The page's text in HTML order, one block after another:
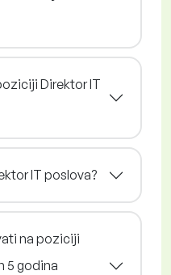
Direktor IT
IT poslova?
na poziciji
5 godina